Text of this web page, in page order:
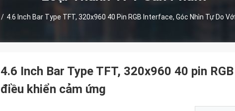
/ 4.6 Inch Bar Type TFT, 320x960 40 Pin RGB Interface, Góc Nhìn Tự Do
4.6 Inch Bar Type TFT, 320x960 40 pin
điều khiển cảm ứng